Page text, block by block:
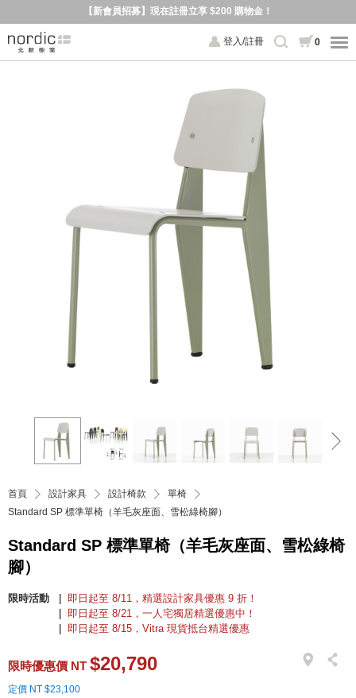
【新會員招募】現在註冊立享 $200 購物金！
登入/註冊 0
首頁 設計家具 設計椅款
單椅
Standard SP 標準單椅（羊毛灰座面、雪松綠椅腳）
Standard SP 標準單椅（羊毛灰座面、雪松綠椅
腳）
限時活動
即日起至 8/11，精選設計家具優惠 9 折！
即日起至 8/21，一人宅獨居精選優惠中！
即日起至 8/15，Vitra 現貨抵台精選優惠
限時優惠價 NT $20,790
定價 NT $23,100